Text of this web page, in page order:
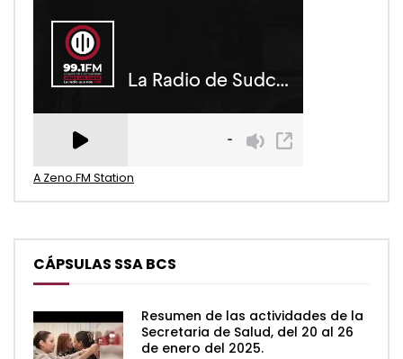
A Zeno.FM Station
CÁPSULAS SSA BCS
Resumen de las actividades de la
Secretaria de Salud, del 20 al 26
de enero del 2025.